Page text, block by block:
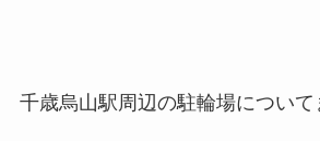
千歳烏山駅周辺の駐輪場について